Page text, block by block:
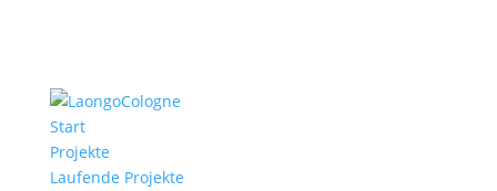
Start
Projekte
Laufende Projekte